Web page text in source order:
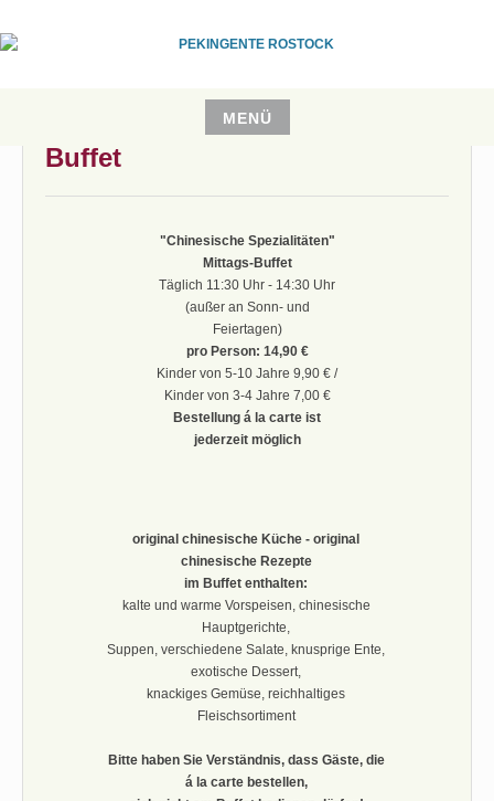
Inhalt
springen
MENÜ
ZumBuffet
"Chinesische Spezialitäten"
Mittags-Buffet
Täglich 11:30 Uhr - 14:30 Uhr
(außer an Sonn- und
Feiertagen)
pro Person: 14,90 €
Kinder von 5-10 Jahre 9,90 € /
Kinder von 3‑4 Jahre 7,00 €
Bestellung á la carte ist
jederzeit möglich
original chinesische Küche - original
chinesische Rezepte
im Buffet enthalten:
kalte und warme Vorspeisen, chinesische
Hauptgerichte,
Suppen, verschiedene Salate, knusprige Ente,
exotische Dessert,
knackiges Gemüse, reichhaltiges
Fleischsortiment
Bitte haben Sie Verständnis, dass Gäste, die
á la carte bestellen,